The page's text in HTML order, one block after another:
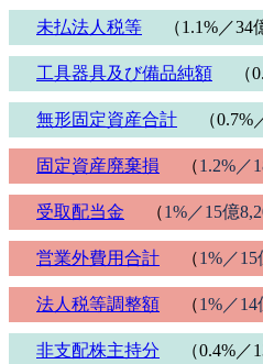
未払法人税等 （1.1%／34
工具器具及び備品純額 （
無形固定資産合計 （0.7%
固定資産廃棄損 （1.2%／
受取配当金 （1%／15億
営業外費用合計 （1%／15
法人税等調整額 （1%／14
非支配株主持分 （0.4%／